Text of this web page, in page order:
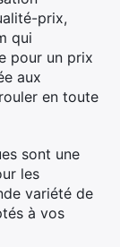
prix,
qui
pour un prix
aux
en toute
sont une
les
variété de
à vos